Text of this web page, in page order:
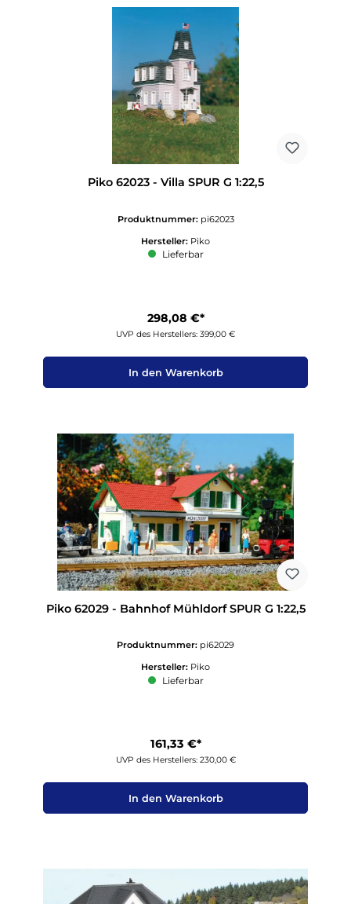
Piko 62023 - Villa SPUR G 1:22,5
Produktnummer: pi62023
Hersteller: Piko
Lieferbar
298,08 €*
UVP des Herstellers: 399,00 €
In den Warenkorb
Piko 62029 - Bahnhof Mühldorf SPUR G 1:22,5
Produktnummer: pi62029
Hersteller: Piko
Lieferbar
161,33 €*
UVP des Herstellers: 230,00 €
In den Warenkorb